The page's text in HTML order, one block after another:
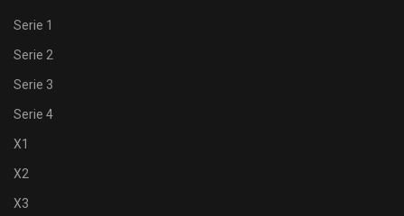
Serie 1
Serie 2
Serie 3
Serie 4
X1
X2
X3